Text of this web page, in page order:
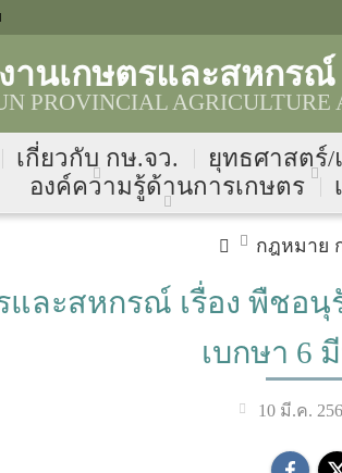
านเกษตรและสหกร
PROVINCIAL AGRICULTURE
เกี่ยวกับ กษ.จว. ยุทธศาสตร์/
องค์ความรู้ด้านการเกษตร
กฎหมาย
และสหกรณ์ เรื่อง พืชอ
เบกษา 6
10 มี.ค.